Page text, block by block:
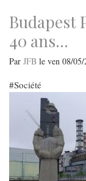
les
Budapest
40 ans…
Par JFB le ven 08/
Société